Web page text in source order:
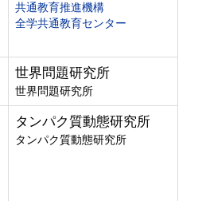
共通教育推進機構
全学共通教育センター
世界問題研究所
世界問題研究所
タンパク質動態研究所
タンパク質動態研究所